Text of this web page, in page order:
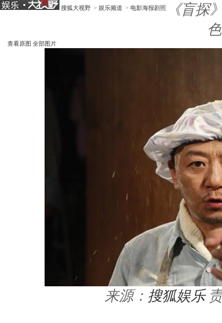
搜狐大视野 > 娱乐频道 > 电影海报剧照
《盲探
查看原图 全部图片
来源： 搜狐娱乐